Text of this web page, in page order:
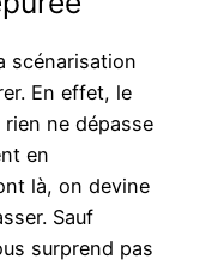
scénarisation
En effet, le
ne dépasse
en
là, on devine
Sauf
surprend pas